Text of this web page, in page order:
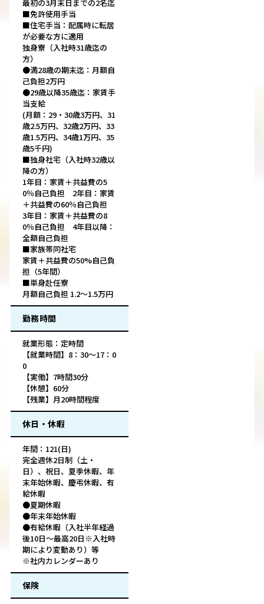
最初の3月末日までの2名迄
■免許使用手当
■住宅手当：配属時に転居
が必要な方に適用
独身寮（入社時31歳迄の
方）
●満28歳の期末迄：月額自
己負担2万円
●29歳以降35歳迄：家賃手
当支給
(月額：29・30歳3万円、31
歳2.5万円、32歳2万円、33
歳1.5万円、34歳1万円、35
歳5千円)
■独身社宅（入社時32歳以
降の方）
1年目：家賃＋共益費の5
0％自己負担 2年目：家賃
＋共益費の60％自己負担
3年目：家賃＋共益費の8
0％自己負担 4年目以降：
全額自己負担
■家族帯同社宅
家賃＋共益費の50%自己負
担（5年間）
■単身赴任寮
月額自己負担 1.2～1.5万円
勤務時間
就業形態：定時間
【就業時間】8：30～17：0
0
【実働】7時間30分
【休憩】60分
【残業】月20時間程度
休日・休暇
年間：121(日)
完全週休2日制（土・
日）、祝日、夏季休暇、年
末年始休暇、慶弔休暇、有
給休暇
●夏期休暇
●年末年始休暇
●有給休暇（入社半年経過
後10日～最高20日※入社時
期により変動あり）等
※社内カレンダーあり
保険